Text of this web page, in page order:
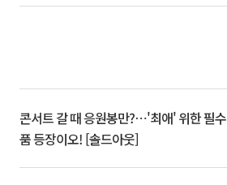
콘서트 갈 때 응원봉만?⋯'최애' 위한 필수
품 등장이오! [솔드아웃]